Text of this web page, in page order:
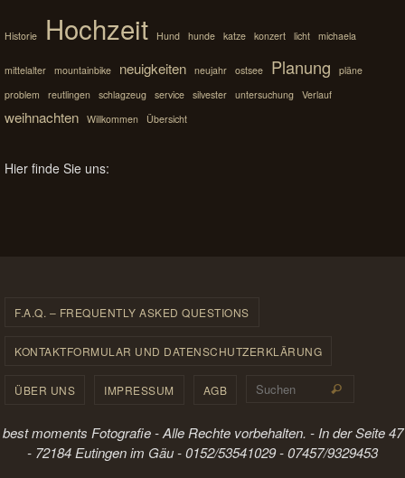
Historie Hochzeit Hund hunde katze konzert licht michaela
mittelalter mountainbike neuigkeiten neujahr ostsee Planung
pläne
problem
reutlingen schlagzeug service silvester untersuchung Verlauf
weihnachten Willkommen Übersicht
Hier finde Sie uns:
F.A.Q. – FREQUENTLY ASKED QUESTIONS
KONTAKTFORMULAR UND DATENSCHUTZERKLÄRUNG
ÜBER UNS IMPRESSUM AGB Suchen
best moments Fotografie - Alle Rechte vorbehalten. - In der Seite 47
- 72184 Eutingen im Gäu - 0152/53541029 - 07457/9329453